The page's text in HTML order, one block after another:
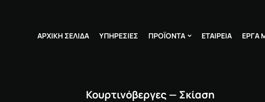
ΑΡΧΙΚΉ ΣΕΛΊΔΑ ΥΠΗΡΕΣΊΕΣ ΠΡΟΪΌΝΤΑ ΕΤΑΙΡΕΊΑ ΈΡΓΑ
Κουρτινόβεργες — Σκίαση